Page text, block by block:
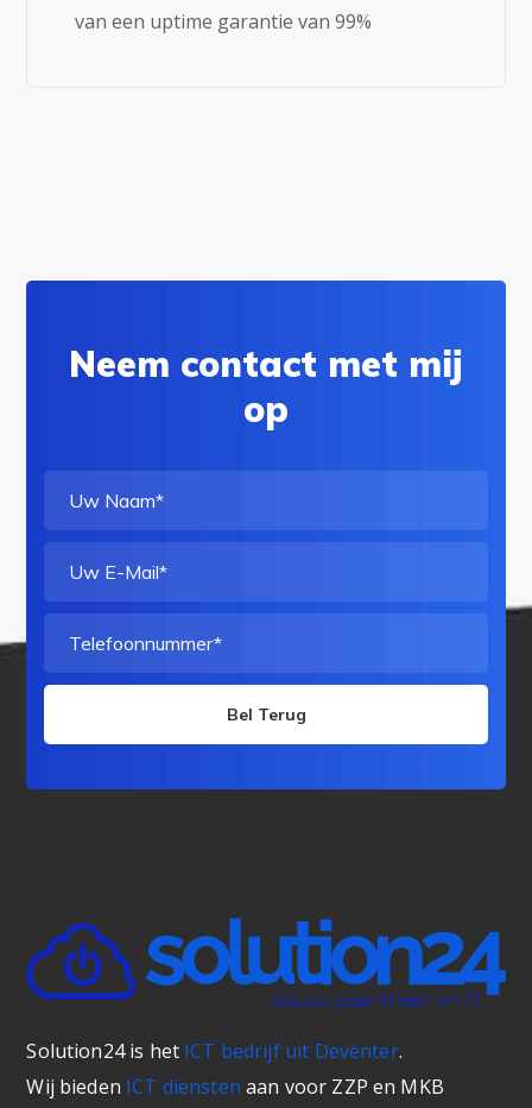
van een uptime garantie van 99%
Neem contact met mij
op
Solution24 is het ICT bedrijf uit Deventer.
Wij bieden ICT diensten aan voor ZZP en MKB